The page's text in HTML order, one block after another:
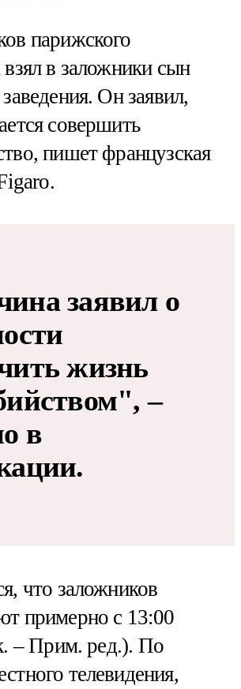
парижского
взял в заложники сын
Он заявил,
совершить
пишет французская
заявил о
жизнь
–
в
что заложников
примерно с 13:00
– Прим. ред.). По
телевидения,